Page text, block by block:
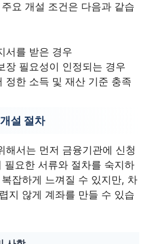
요 개설 조건은 다음과 같습
서를 받은 경우
장 필요성이 인정되는 경우
정한 소득 및 재산 기준 충족
설 절차
해서는 먼저 금융기관에 신청
필요한 서류와 절차를 숙지하
잡하게 느껴질 수 있지만, 차
지 않게 계좌를 만들 수 있습